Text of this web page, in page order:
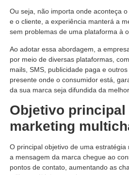
Ou seja, não importa onde aconteça
e o cliente, a experiência manterá a
sem problemas de uma plataforma à
Ao adotar essa abordagem, a
por meio de diversas plataformas,
mails, SMS, publicidade paga e
presente onde o consumidor está,
da sua marca seja difundida da
Objetivo principal
marketing
O principal objetivo de uma
a mensagem da marca chegue ao
pontos de contato, aumentando as